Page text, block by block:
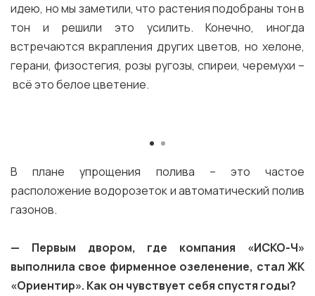
идею, но мы заметили, что растения подобраны тон в
тон и решили это усилить. Конечно, иногда
встречаются вкрапления других цветов, но хелоне,
герани, физостегия, розы ругозы, спиреи, черемухи –
всё это белое цветение.
В плане упрощения полива – это частое
расположение водорозеток и автоматический полив
газонов.
— Первым двором, где компания «ИСКО-Ч»
выполнила свое фирменное озеленение, стал ЖК
«Ориентир». Как он чувствует себя спустя годы?